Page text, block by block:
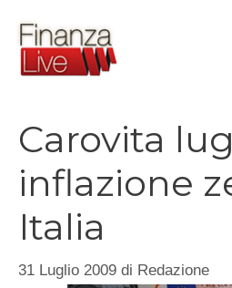
contenuto
Carovita
inflazione
Italia
31 Luglio 2009 di Redazione